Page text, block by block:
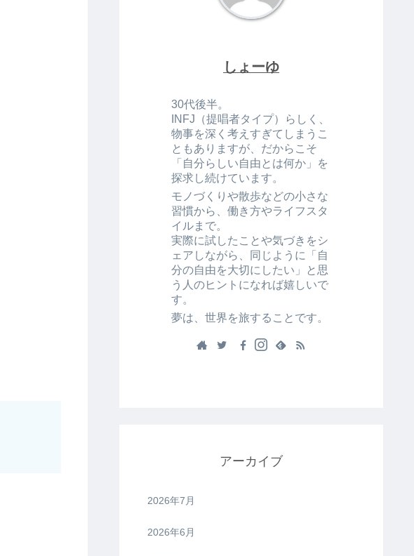
しょーゆ
30代後半。
INFJ（提唱者タイプ）らしく、
物事を深く考えすぎてしまうこ
ともありますが、だからこそ
「自分らしい自由とは何か」を
探求し続けています。
モノづくりや散歩などの小さな
習慣から、働き方やライフスタ
イルまで。
実際に試したことや気づきをシ
ェアしながら、同じように「自
分の自由を大切にしたい」と思
う人のヒントになれば嬉しいで
す。
夢は、世界を旅することです。
アーカイブ
2026年7月
2026年6月